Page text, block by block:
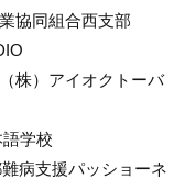
業協同組合西支部
（株）アイオクトーバ
語学校
難病支援パッショーネ